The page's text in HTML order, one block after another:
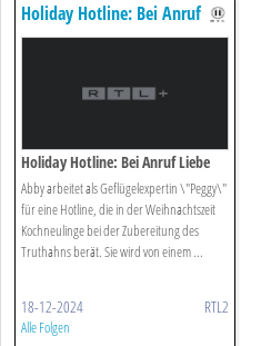
Holiday Hotline: Bei Anruf
Liebe
Holiday Hotline: Bei Anruf Liebe
Abby arbeitet als Geflügelexpertin \"Peggy\"
für eine Hotline, die in der Weihnachtszeit
Kochneulinge bei der Zubereitung des
Truthahns berät. Sie wird von einem ...
18-12-2024 RTL2
Alle Folgen